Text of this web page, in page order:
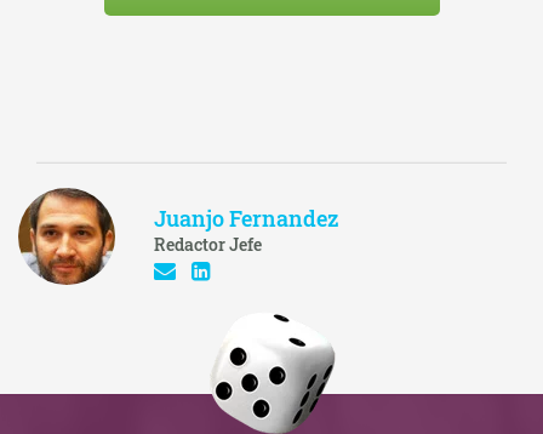
Juanjo Fernandez
Redactor Jefe